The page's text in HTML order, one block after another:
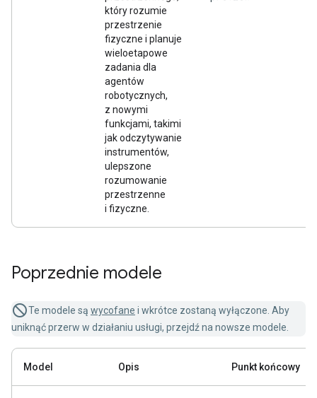
który rozumie
przestrzenie
fizyczne i planuje
wieloetapowe
zadania dla
agentów
robotycznych,
z nowymi
funkcjami, takimi
jak odczytywanie
instrumentów,
ulepszone
rozumowanie
przestrzenne
i fizyczne.
Poprzednie modele
Te modele są wycofane i wkrótce zostaną wyłączone. Aby
uniknąć przerw w działaniu usługi, przejdź na nowsze modele.
Model Opis Punkt końcowy